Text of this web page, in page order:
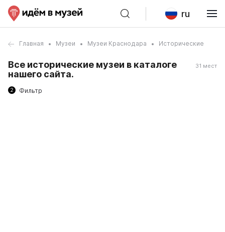
ru
Главная Музеи Музеи Краснодара Исторические
Все исторические музеи в каталоге
нашего сайта.
31 мест
2 Фильтр